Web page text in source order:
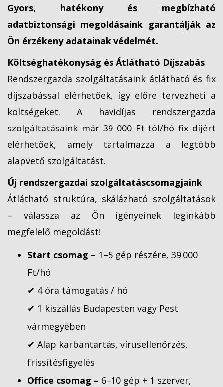
Gyors, hatékony és megbízható
adatbiztonsági megoldásaink garantálják az
Ön érzékeny adatainak védelmét.
Költséghatékonyság és Átlátható Díjszabás
Rendszergazda szolgáltatásaink átlátható és fix
díjszabással elérhetőek, így előre tervezheti a
költségeket. A havidíjas rendszergazda
szolgáltatásaink már 39 000 Ft-tól/hó fix díjért
elérhetőek, amely tartalmazza a legtöbb
alapvető szolgáltatást.
Új rendszergazdai szolgáltatáscsomagjaink
Átlátható struktúra, skálázható szolgáltatások
– válassza az Ön igényeinek leginkább
megfelelő megoldást!
Start csomag – 1–5 gép részére, 39 000
Ft/hó
✔ 4 óra támogatás / hó
✔ 1 kiszállás Budapesten vagy Pest
vármegyében
✔ Alap karbantartás, vírusellenőrzés,
frissítésfigyelés
Office csomag – 6–10 gép + 1 szerver,